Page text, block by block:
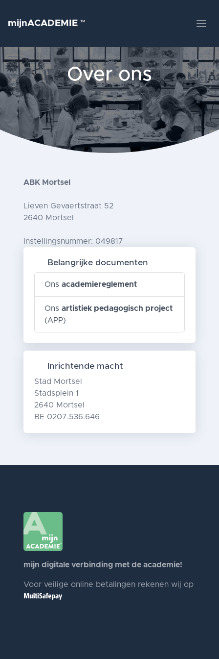
mijnACADEMIE ™
Over ons
ABK Mortsel
Lieven Gevaertstraat 52
2640 Mortsel
Instellingsnummer: 049817
Belangrijke documenten
Ons academiereglement
Ons artistiek pedagogisch project
(APP)
Inrichtende macht
Stad Mortsel
Stadsplein 1
2640 Mortsel
BE 0207.536.646
mijn digitale verbinding met de academie!
Voor veilige online betalingen rekenen wij op